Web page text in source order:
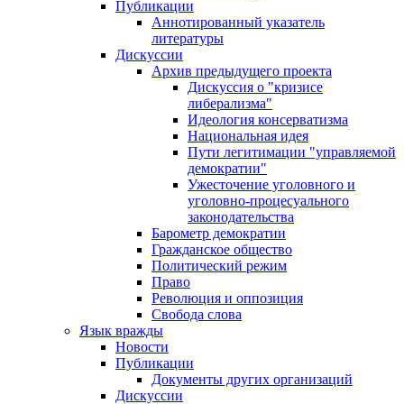
Публикации
Аннотированный указатель
литературы
Дискуссии
Архив предыдущего проекта
Дискуссия о "кризисе
либерализма"
Идеология консерватизма
Национальная идея
Пути легитимации "управляемой
демократии"
Ужесточение уголовного и
уголовно-процесуального
законодательства
Барометр демократии
Гражданское общество
Политический режим
Право
Революция и оппозиция
Свобода слова
Язык вражды
Новости
Публикации
Документы других организаций
Дискуссии